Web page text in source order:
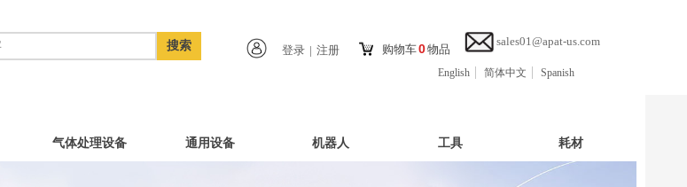
气体处理设备 通用设备 机器人 工具 耗材
搜索 sales01@apat-us.com
购物车0物品
登录 | 注册
English 简体中文 Spanish